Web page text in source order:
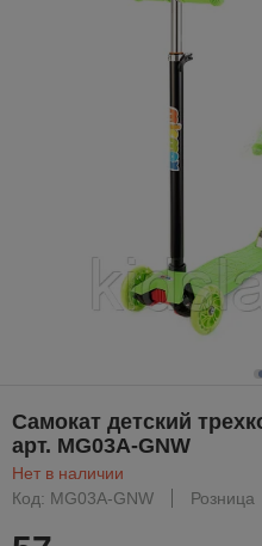
Самокат детский
арт. MG03A-GNW
Нет в наличии
Код: MG03A-GNW
Розница